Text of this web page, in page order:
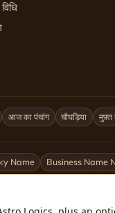
आज का पंचांग चौघड़िया मुफ़्त
Name Business Name